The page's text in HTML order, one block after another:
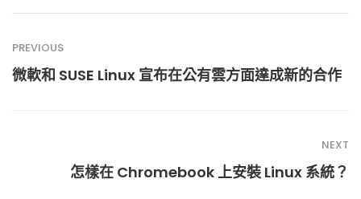
PREVIOUS
微軟和 SUSE Linux 宣布在公有雲方面達成新的合作
NEXT
怎樣在 Chromebook 上安裝 Linux 系統？